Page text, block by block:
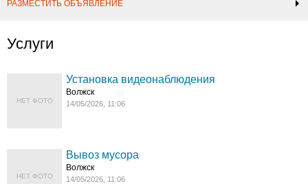
РАЗМЕСТИТЬ ОБЪЯВЛЕНИЕ
Услуги
НЕТ ФОТО
Установка видеонаблюдения
Волжск
14/05/2026, 11:06
НЕТ ФОТО
Вывоз мусора
Волжск
14/05/2026, 11:06